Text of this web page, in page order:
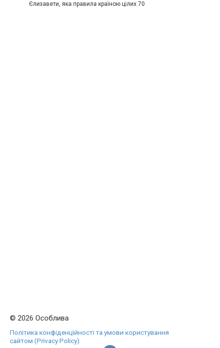
Єлизавети, яка правила країною цілих 70
© 2026 Особлива
Політика конфіденційності та умови користування
сайтом (Privacy Policy)